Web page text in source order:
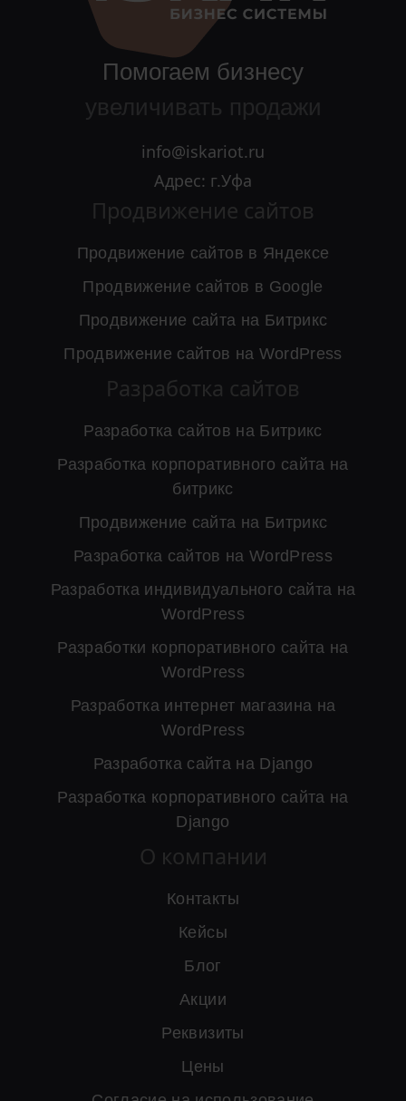
Помогаем бизнесу
увеличивать продажи
info@iskariot.ru
Адрес: г.Уфа
Продвижение сайтов
Продвижение сайтов в Яндексе
Продвижение сайтов в Google
Продвижение сайта на Битрикс
Продвижение сайтов на WordPress
Разработка сайтов
Разработка сайтов на Битрикс
Разработка корпоративного сайта на
битрикс
Продвижение сайта на Битрикс
Разработка сайтов на WordPress
Разработка индивидуального сайта на
WordPress
Разработки корпоративного сайта на
WordPress
Разработка интернет магазина на
WordPress
Разработка сайта на Django
Разработка корпоративного сайта на
Django
О компании
Контакты
Кейсы
Блог
Акции
Реквизиты
Цены